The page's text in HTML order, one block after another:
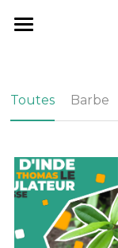
Photos &
À propos
Point de
Toutes Barbe